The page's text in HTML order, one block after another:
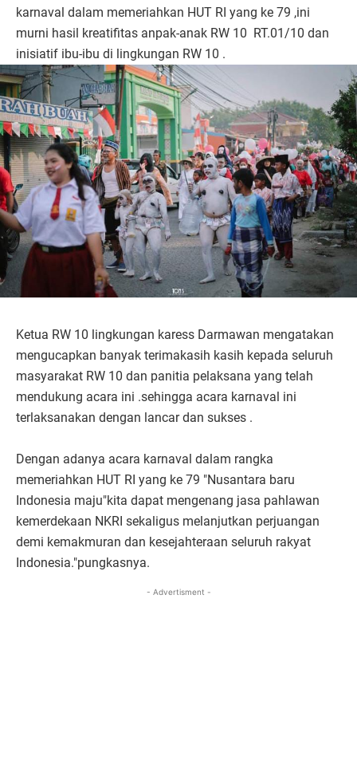
karnaval dalam memeriahkan HUT RI yang ke 79 ,ini
murni hasil kreatifitas anpak-anak RW 10 RT.01/10 dan
inisiatif ibu-ibu di lingkungan RW 10 .
Ketua RW 10 lingkungan karess Darmawan mengatakan
mengucapkan banyak terimakasih kasih kepada seluruh
masyarakat RW 10 dan panitia pelaksana yang telah
mendukung acara ini .sehingga acara karnaval ini
terlaksanakan dengan lancar dan sukses .
Dengan adanya acara karnaval dalam rangka
memeriahkan HUT RI yang ke 79 "Nusantara baru
Indonesia maju"kita dapat mengenang jasa pahlawan
kemerdekaan NKRI sekaligus melanjutkan perjuangan
demi kemakmuran dan kesejahteraan seluruh rakyat
Indonesia."pungkasnya.
- Advertisment -